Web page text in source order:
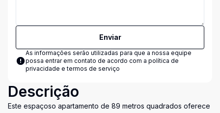
Enviar
As informações serão utilizadas para que a nossa equipe
possa entrar em contato de acordo com a política de
privacidade e termos de serviço
Descrição
Este espaçoso apartamento de 89 metros quadrados oferece